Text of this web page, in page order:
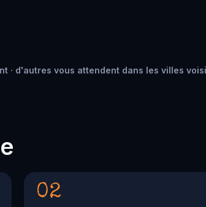
· d'autres vous attendent dans les villes
02